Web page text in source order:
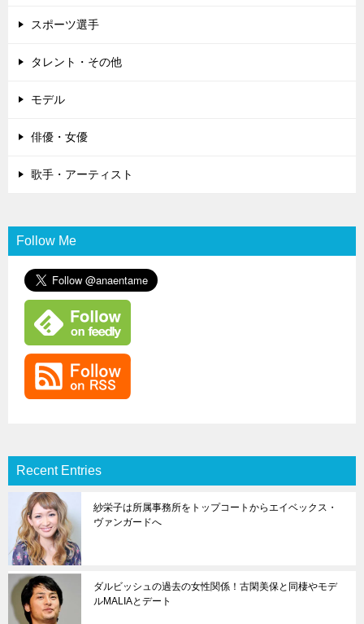
スポーツ選手
タレント・その他
モデル
俳優・女優
歌手・アーティスト
Follow Me
Recent Entries
紗栄子は所属事務所をトップコートからエイベックス・
ヴァンガードへ
ダルビッシュの過去の女性関係！古閑美保と同棲やモデ
ルMALIAとデート